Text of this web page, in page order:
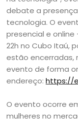
debate a
tecnologia. O
presencial e
22h no Cubo Itaú,
estão encerradas,
evento de forma
endereço:https://
O evento ocorre
mulheres no